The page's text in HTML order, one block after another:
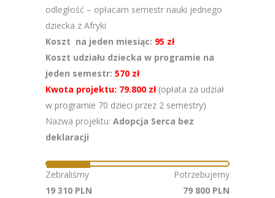
odległość – opłacam semestr nauki jednego
dziecka z Afryki
Koszt na jeden miesiąc: 95 zł
Koszt udziału dziecka w programie na
jeden semestr: 570 zł
Kwota projektu: 79.800 zł (opłata za udział
w programie 70 dzieci przez 2 semestry)
Nazwa projektu: Adopcja Serca bez
deklaracji
Zebraliśmy
19 310 PLN
Potrzebujemy
79 800 PLN